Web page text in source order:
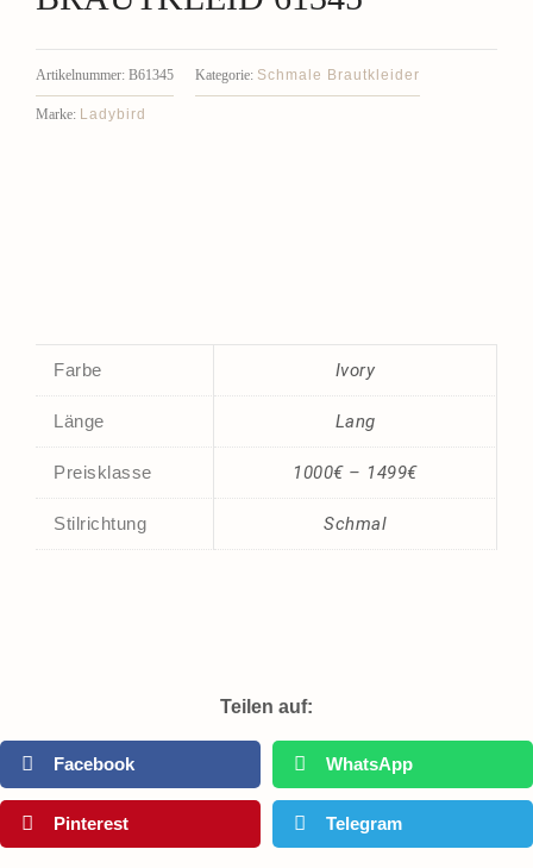
Artikelnummer: B61345 Kategorie: Schmale Brautkleider
Marke: Ladybird
Farbe Ivory
Länge Lang
Preisklasse 1000€ – 1499€
Stilrichtung Schmal
Teilen auf:
Facebook WhatsApp
Pinterest Telegram